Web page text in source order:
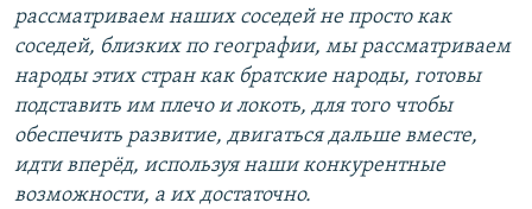
рассматриваем наших соседей не просто как
соседей, близких по географии, мы рассматриваем
народы этих стран как братские народы, готовы
подставить им плечо и локоть, для того чтобы
обеспечить развитие, двигаться дальше вместе,
идти вперёд, используя наши конкурентные
возможности, а их достаточно.